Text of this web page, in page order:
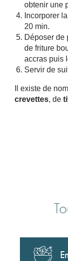
obtenir une
Incorporer
20 min.
Déposer de
de friture
accras puis
Servir de
Il existe de
crevettes, de